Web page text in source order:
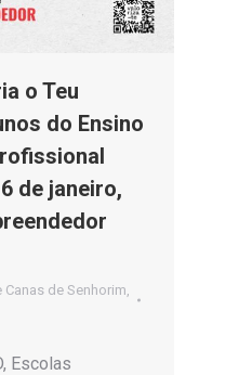
o Teu
do Ensino
de janeiro,
de Senhorim,
Escolas